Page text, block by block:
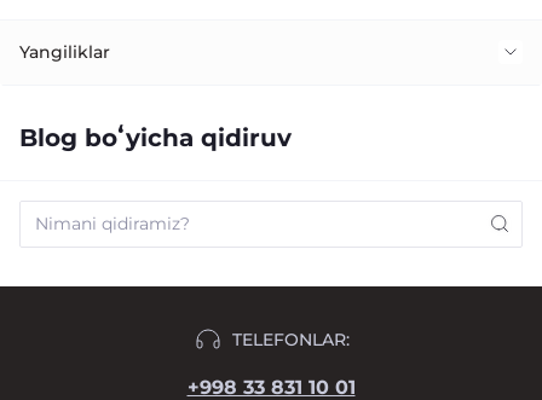
Yangiliklar
Blog boʻyicha qidiruv
TELEFONLAR:
+998 33 831 10 01